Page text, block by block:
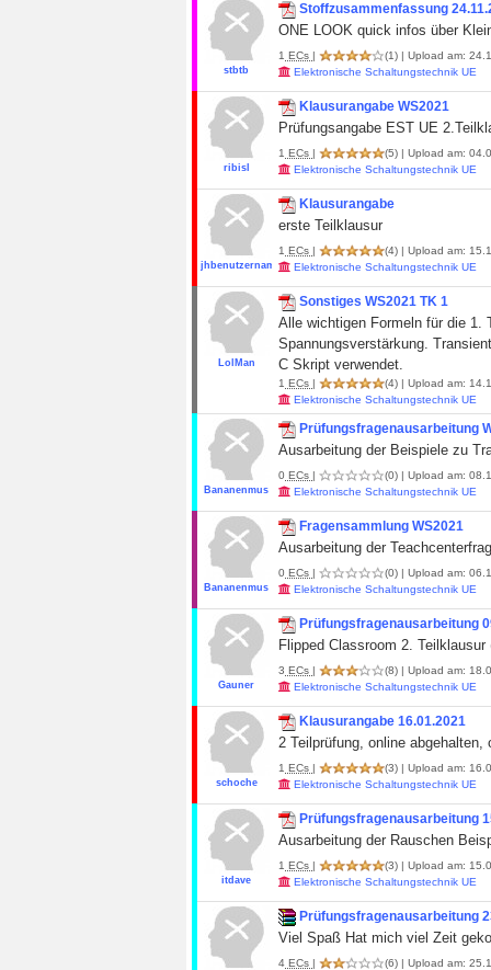
stbtb
Stoffzusammenfassung
ONE LOOK quick infos über
1 ECs | (1) | Upload am:
Elektronische Schaltungstechnik UE
ribisl
Klausurangabe WS2021
Prüfungsangabe EST UE
1 ECs | (5) | Upload am:
Elektronische Schaltungstechnik UE
jhbenutzername
Klausurangabe
erste Teilklausur
1 ECs | (4) | Upload am:
Elektronische Schaltungstechnik UE
LolMan
Sonstiges WS2021 TK 1
Alle wichtigen Formeln für die 1.
Spannungsverstärkung.
C Skript verwendet.
1 ECs | (4) | Upload am:
Elektronische Schaltungstechnik UE
Bananenmus
Prüfungsfragenausarbeitung
Ausarbeitung der Beispiele zu
0 ECs | (0) | Upload am:
Elektronische Schaltungstechnik UE
Bananenmus
Fragensammlung WS2021
Ausarbeitung der
0 ECs | (0) | Upload am:
Elektronische Schaltungstechnik UE
Gauner
Prüfungsfragenausarbeitung
Flipped Classroom 2.
3 ECs | (8) | Upload am:
Elektronische Schaltungstechnik UE
schoche
Klausurangabe 16.01.2021
2 Teilprüfung, online
1 ECs | (3) | Upload am:
Elektronische Schaltungstechnik UE
itdave
Prüfungsfragenausarbeitung
Ausarbeitung der Rauschen
1 ECs | (3) | Upload am:
Elektronische Schaltungstechnik UE
Prüfungsfragenausarbeitung
Viel Spaß Hat mich viel Zeit
4 ECs | (6) | Upload am: